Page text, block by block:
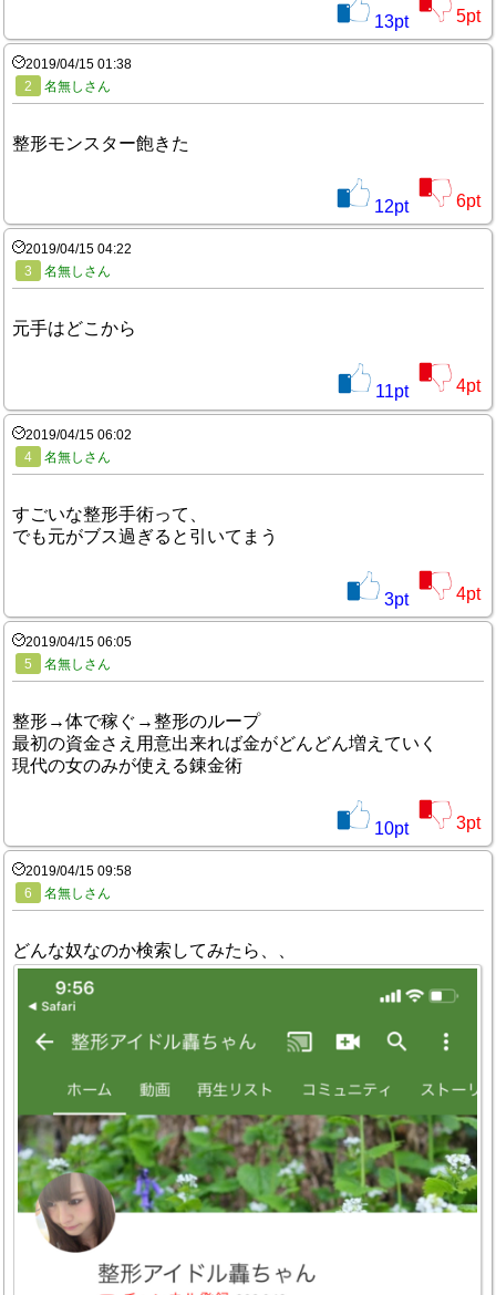
13pt 5pt
2019/04/15 01:38
2
名無しさん
整形モンスター飽きた
12pt 6pt
2019/04/15 04:22
3
名無しさん
元手はどこから
11pt 4pt
2019/04/15 06:02
4
名無しさん
すごいな整形手術って、
でも元がブス過ぎると引いてまう
3pt 4pt
2019/04/15 06:05
5
名無しさん
整形→体で稼ぐ→整形のループ
最初の資金さえ用意出来れば金がどんどん増えていく
現代の女のみが使える錬金術
10pt 3pt
2019/04/15 09:58
6
名無しさん
どんな奴なのか検索してみたら、、